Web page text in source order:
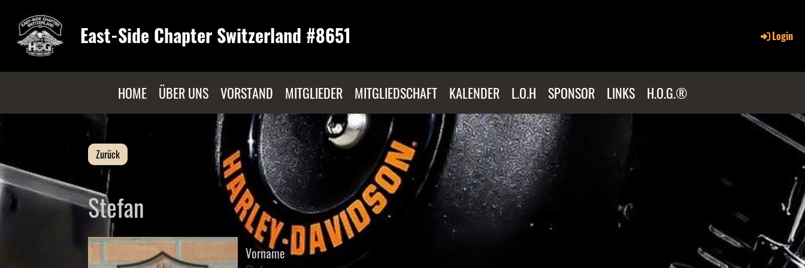
East-Side Chapter Switzerland #8651 Login
HOME ÜBER UNS VORSTAND MITGLIEDER MITGLIEDSCHAFT KALENDER L.O.H SPONSOR LINKS H.O.G.®
Zurück
Stefan
Vorname